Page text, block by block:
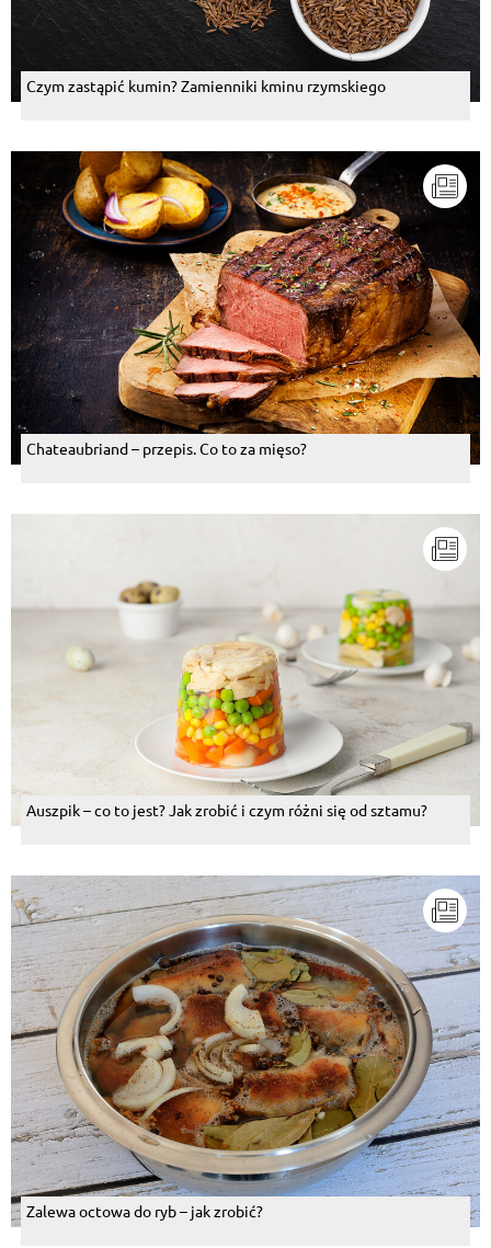
Czym zastąpić kumin? Zamienniki kminu rzymskiego
Chateaubriand – przepis. Co to za mięso?
Auszpik – co to jest? Jak zrobić i czym różni się od sztamu?
Zalewa octowa do ryb – jak zrobić?